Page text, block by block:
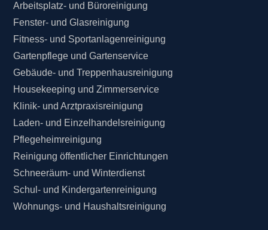
Arbeitsplatz- und Büroreinigung
Fenster- und Glasreinigung
Fitness- und Sportanlagenreinigung
Gartenpflege und Gartenservice
Gebäude- und Treppenhausreinigung
Housekeeping und Zimmerservice
Klinik- und Arztpraxisreinigung
Laden- und Einzelhandelsreinigung
Pflegeheimreinigung
Reinigung öffentlicher Einrichtungen
Schneeräum- und Winterdienst
Schul- und Kindergartenreinigung
Wohnungs- und Haushaltsreinigung